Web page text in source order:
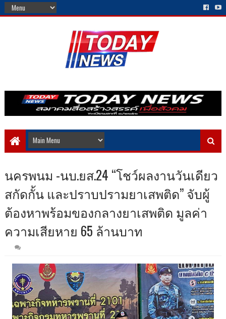
นครพนม -นบ.ยส.24 “โชว์ผลงานวันเดียว
สกัดกั้น และปราบปรามยาเสพติด” จับผู้
ต้องหาพร้อมของกลางยาเสพติด มูลค่า
ความเสียหาย 65 ล้านบาท